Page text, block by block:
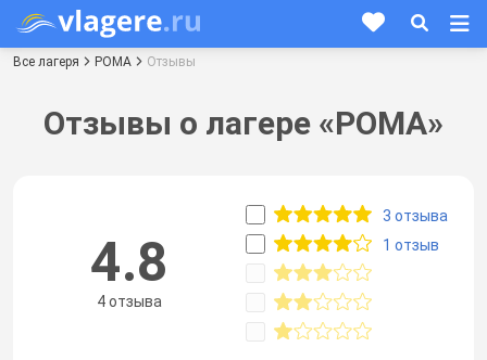
Все лагеря РОМА Отзывы
Отзывы о лагере «РОМА»
4.8
4 отзыва
3 отзыва
1 отзыв